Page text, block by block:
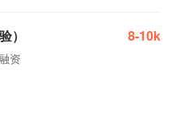
） 8-10k
资